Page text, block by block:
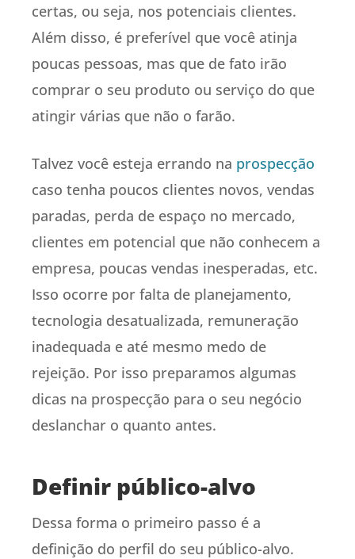
certas, ou seja, nos potenciais clientes.
Além disso, é preferível que você atinja
poucas pessoas, mas que de fato irão
comprar o seu produto ou serviço do que
atingir várias que não o farão.
Talvez você esteja errando na prospecção
caso tenha poucos clientes novos, vendas
paradas, perda de espaço no mercado,
clientes em potencial que não conhecem a
empresa, poucas vendas inesperadas, etc.
Isso ocorre por falta de planejamento,
tecnologia desatualizada, remuneração
inadequada e até mesmo medo de
rejeição. Por isso preparamos algumas
dicas na prospecção para o seu negócio
deslanchar o quanto antes.
Definir público-alvo
Dessa forma o primeiro passo é a
definição do perfil do seu público-alvo.